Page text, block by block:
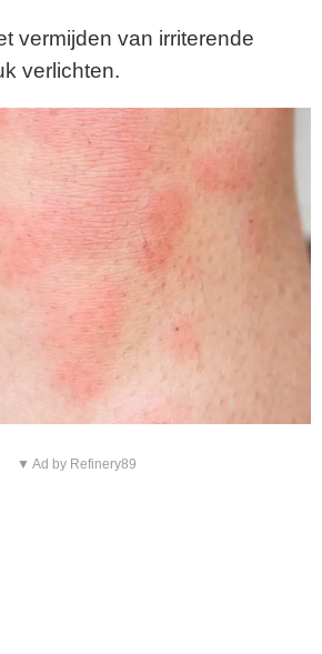
vermijden van irriterende
verlichten.
▼ Ad by Refinery89